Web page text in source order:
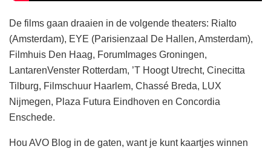
De films gaan draaien in de volgende theaters: Rialto
(Amsterdam), EYE (Parisienzaal De Hallen, Amsterdam),
Filmhuis Den Haag, ForumImages Groningen,
LantarenVenster Rotterdam, ’T Hoogt Utrecht, Cinecitta
Tilburg, Filmschuur Haarlem, Chassé Breda, LUX
Nijmegen, Plaza Futura Eindhoven en Concordia
Enschede.
Hou AVO Blog in de gaten, want je kunt kaartjes winnen